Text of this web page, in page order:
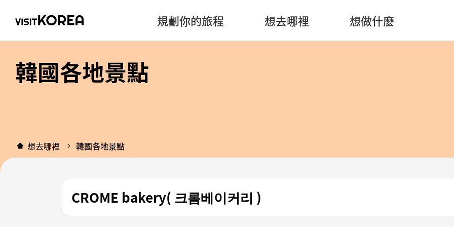
規劃你的旅程 想去哪裡 想做什麼
韓國各地景點
想去哪裡 韓國各地景點
CROME bakery( 크롬베이커리 )